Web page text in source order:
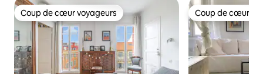
Coup de cœur voyageurs
Coup de cœur voyageurs Coup de cœur
Coup de cœur